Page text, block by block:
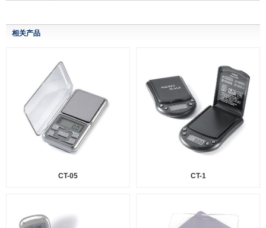
相关产品
CT-05 CT-1